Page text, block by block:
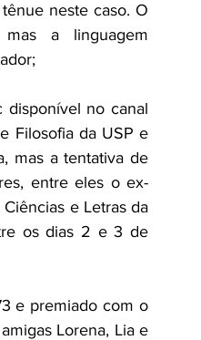
neste caso. O
a linguagem
disponível no canal
Filosofia da USP e
mas a tentativa de
entre eles o ex-
e Letras da
os dias 2 e 3 de
e premiado com o
Lorena, Lia e